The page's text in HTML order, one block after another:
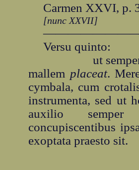
Carmen XXVI, p.
[nunc XXVII]
Versu quinto:
ut
mallem placeat.
cymbala, cum
instrumenta, sed ut
auxilio semper
concupiscentibus
exoptata praesto sit.